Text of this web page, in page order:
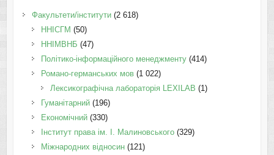
Факультети/інститути(2 618)
ННІСГМ (50)
ННІМВНБ (47)
Політико-інформаційного менеджменту(414)
Романо-германських мов(1 022)
Лексикографічна лабораторія LEXILAB (1)
Гуманітарний(196)
Економічний(330)
Інститут права ім. І. Малиновського(329)
Міжнародних відносин(121)